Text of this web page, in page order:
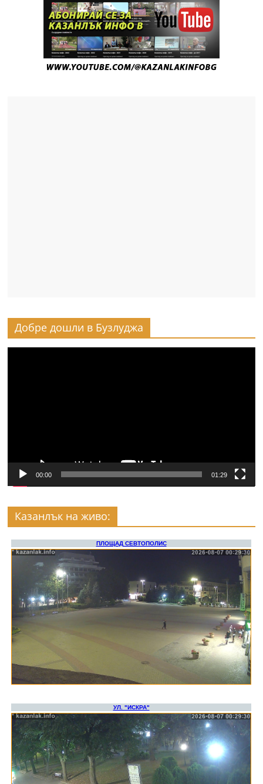
Добре дошли в Бузлуджа
00:00 01:29
Казанлък на живо: